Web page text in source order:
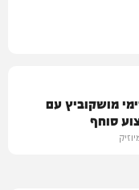
מושקוביץ עם
סוחף